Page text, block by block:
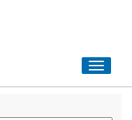
Toggle